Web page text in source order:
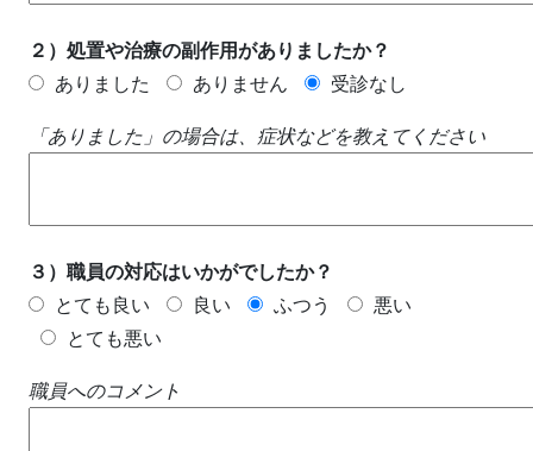
２）処置や治療の副作用がありましたか？
ありました
ありません
受診なし
「ありました」の場合は、症状などを教えてください
３）職員の対応はいかがでしたか？
とても良い
良い ふつう
悪い
とても悪い
職員へのコメント